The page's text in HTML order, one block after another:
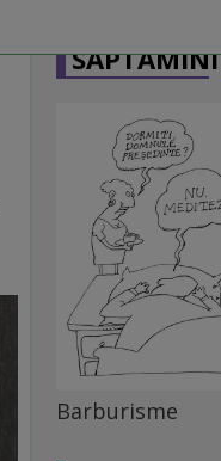
Barburisme